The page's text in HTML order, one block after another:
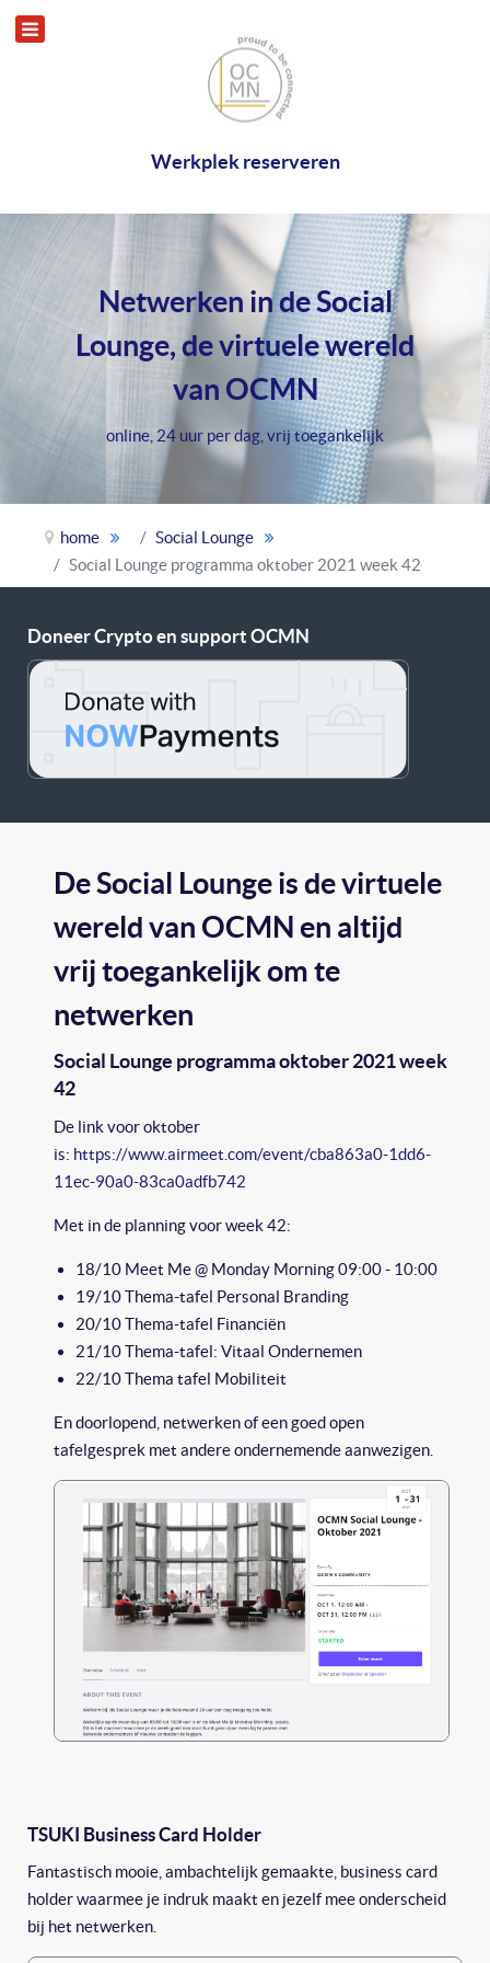
Werkplek reserveren
Netwerken in de Social
Lounge, de virtuele wereld
van OCMN
online, 24 uur per dag, vrij toegankelijk
home
Social Lounge
Social Lounge programma oktober 2021 week 42
Doneer Crypto en support OCMN
De Social Lounge is de virtuele
wereld van OCMN en altijd
vrij toegankelijk om te
netwerken
Social Lounge programma oktober 2021 week
42
De link voor oktober
is: https://www.airmeet.com/event/cba863a0-1dd6-
11ec-90a0-83ca0adfb742
Met in de planning voor week 42:
18/10 Meet Me @ Monday Morning 09:00 - 10:00
19/10 Thema-tafel Personal Branding
20/10 Thema-tafel Financiën
21/10 Thema-tafel: Vitaal Ondernemen
22/10 Thema tafel Mobiliteit
En doorlopend, netwerken of een goed open
tafelgesprek met andere ondernemende aanwezigen.
TSUKI Business Card Holder
Fantastisch mooie, ambachtelijk gemaakte, business card
holder waarmee je indruk maakt en jezelf mee onderscheid
bij het netwerken.